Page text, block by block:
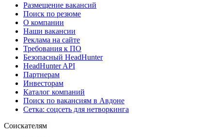
Размещение вакансий
Поиск по резюме
О компании
Наши вакансии
Реклама на сайте
Требования к ПО
Безопасный HeadHunter
HeadHunter API
Партнерам
Инвесторам
Каталог компаний
Поиск по вакансиям в Авдоне
Сетка: соцсеть для нетворкинга
Соискателям